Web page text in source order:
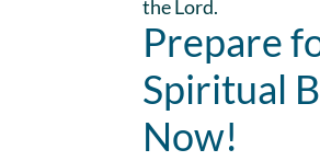
the Lord.
Prepare
Spiritual
Now!